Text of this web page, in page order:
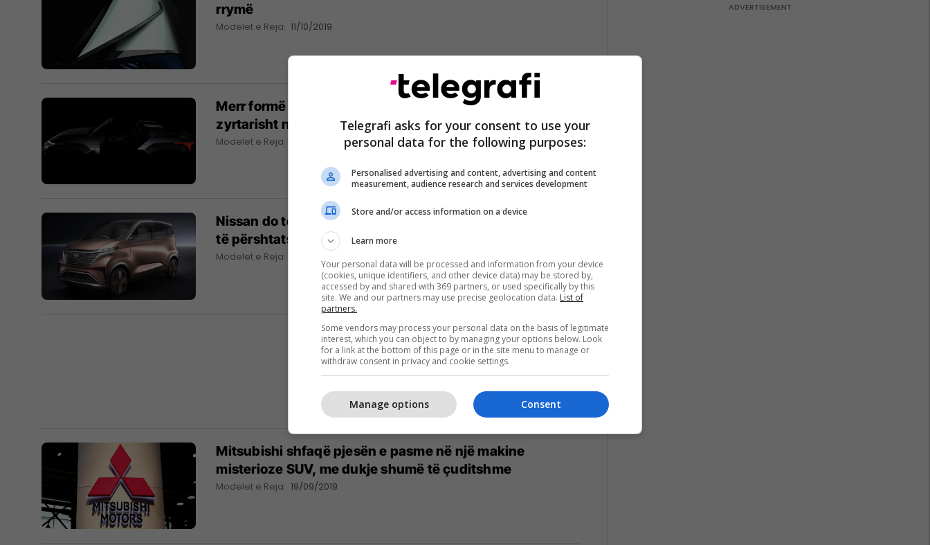
rrymë
Modelet e Reja 11/10/2019
Merr formë makina SUV nga Mitsubishi, shfaqet
zyrtarisht në fund të muajit
Modelet e Reja
Nissan do të sjellë së shpejti një makinë elektrike, shumë
të përshtatshme për përdorim urban
Modelet e Reja
Mitsubishi shfaqë pjesën e pasme në një makine
misterioze SUV, me dukje shumë të çuditshme
Modelet e Reja 19/09/2019
Telegrafi asks for your consent to use your
personal data for the following purposes:
Personalised advertising and content, advertising and content
measurement, audience research and services development
Store and/or access information on a device
Learn more
Your personal data will be processed and information from your device
(cookies, unique identifiers, and other device data) may be stored by,
accessed by and shared with 369 partners, or used specifically by this
site. We and our partners may use precise geolocation data. List of
partners.
Some vendors may process your personal data on the basis of legitimate
interest, which you can object to by managing your options below. Look
for a link at the bottom of this page or in the site menu to manage or
withdraw consent in privacy and cookie settings.
Consent
Manage options